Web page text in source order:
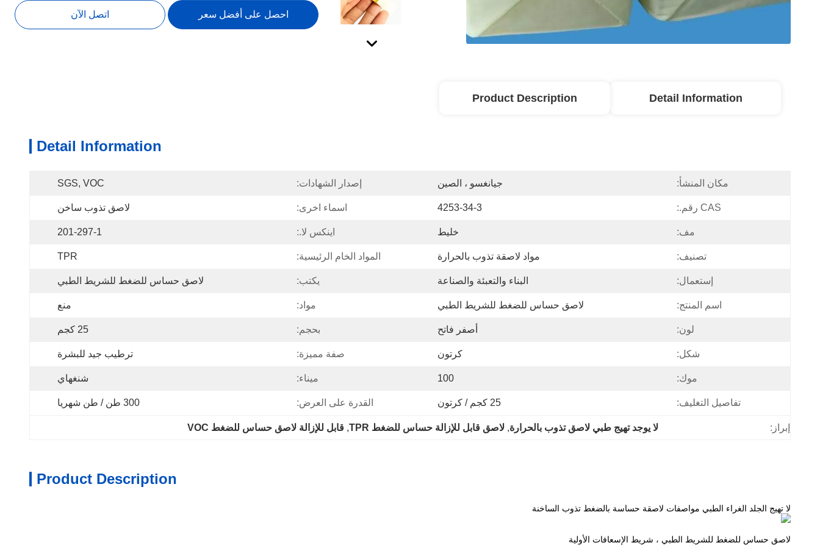
احصل على أفضل سعر اتصل الآن
Detail Information
Product Description
Detail Information
مكان المنشأ: جيانغسو ، الصين إصدار الشهادات: SGS, VOC
CAS رقم.: 4253-34-3 اسماء اخرى: لاصق تذوب ساخن
مف: خليط اينكس لا.: 201-297-1
تصنيف: مواد لاصقة تذوب بالحرارة المواد الخام الرئيسية: TPR
إستعمال: البناء والتعبئة والصناعة يكتب: لاصق حساس للضغط للشريط الطبي
اسم المنتج: لاصق حساس للضغط للشريط الطبي مواد: منع
لون: أصفر فاتح بحجم: 25 كجم
شكل: كرتون صفة مميزة: ترطيب جيد للبشرة
موك: 100 ميناء: شنغهاي
تفاصيل التغليف: 25 كجم / كرتون القدرة على العرض: 300 طن / طن شهريا
إبراز: لا يوجد تهيج طبي لاصق تذوب بالحرارة, لاصق قابل للإزالة حساس للضغط TPR , قابل للإزالة لاصق حساس للضغط VOC
Product Description
لا تهيج الجلد الغراء الطبي مواصفات لاصقة حساسة بالضغط تذوب الساخنة
لاصق حساس للضغط للشريط الطبي ، شريط الإسعافات الأولية